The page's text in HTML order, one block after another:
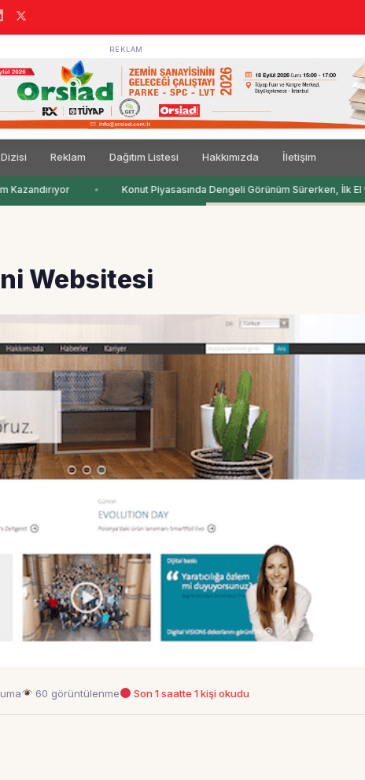
REKLAM
Reklam Dağıtım Listesi Hakkımızda İletişim
Konut Piyasasında Dengeli Görünüm Sürerken, İlk El
Websitesi
60 görüntülenme Son 1 saatte 1 kişi okudu